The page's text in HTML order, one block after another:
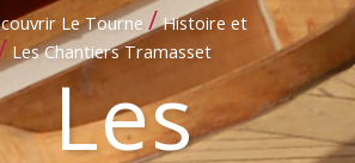
Le Tourne / Histoire et
Les Chantiers Tramasset
Les